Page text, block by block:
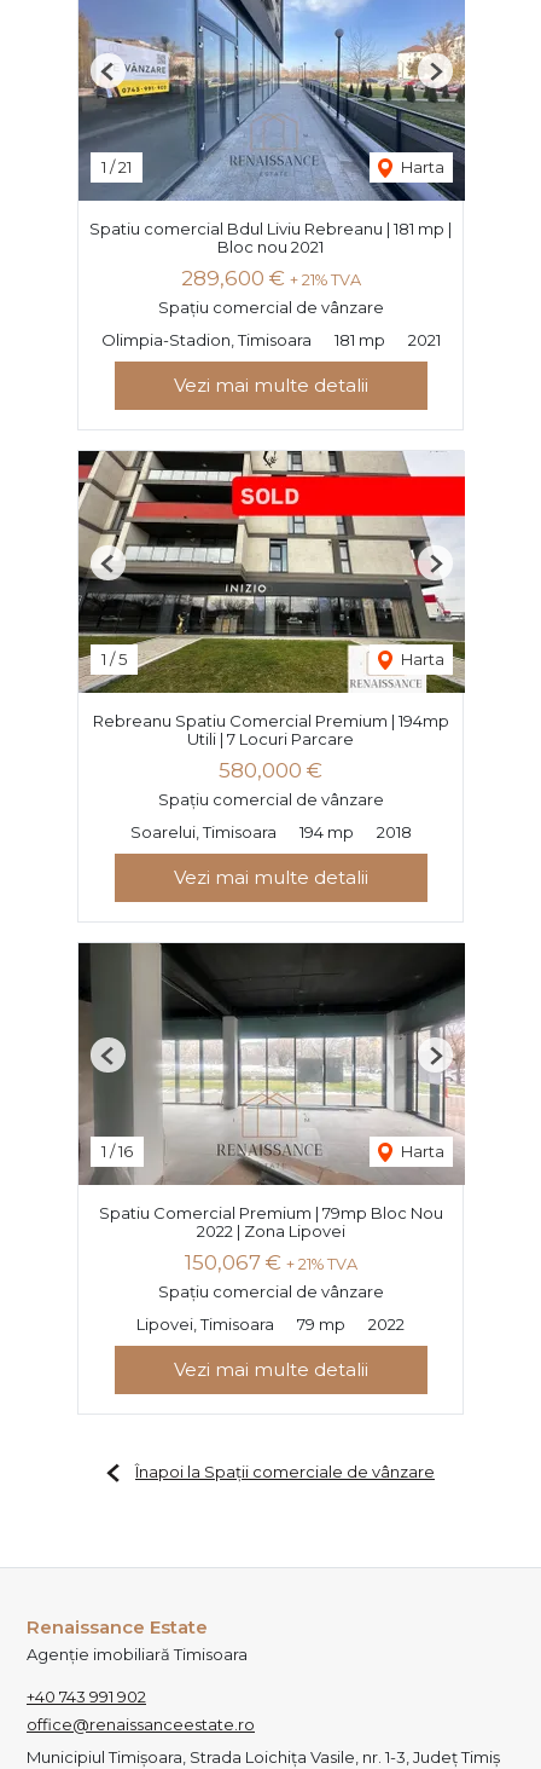
1 /21 Harta
Previous Next
Spatiu comercial Bdul Liviu Rebreanu | 181 mp |
Bloc nou 2021
289,600 € + 21% TVA
Spațiu comercial de vânzare
Olimpia-Stadion, Timisoara
181 mp 2021
Vezi mai multe detalii
1 /5 Harta
Previous Next
Rebreanu Spatiu Comercial Premium | 194mp
Utili | 7 Locuri Parcare
580,000 €
Spațiu comercial de vânzare
Soarelui, Timisoara
194 mp 2018
Vezi mai multe detalii
1 /16 Harta
Previous Next
Spatiu Comercial Premium | 79mp Bloc Nou
2022 | Zona Lipovei
150,067 € + 21% TVA
Spațiu comercial de vânzare
Lipovei, Timisoara
79 mp 2022
Vezi mai multe detalii
Înapoi la Spații comerciale de vânzare
Renaissance Estate
Agenție imobiliară Timisoara
+40 743 991 902
office@renaissanceestate.ro
Municipiul Timișoara, Strada Loichița Vasile, nr. 1-3, Județ Timiș